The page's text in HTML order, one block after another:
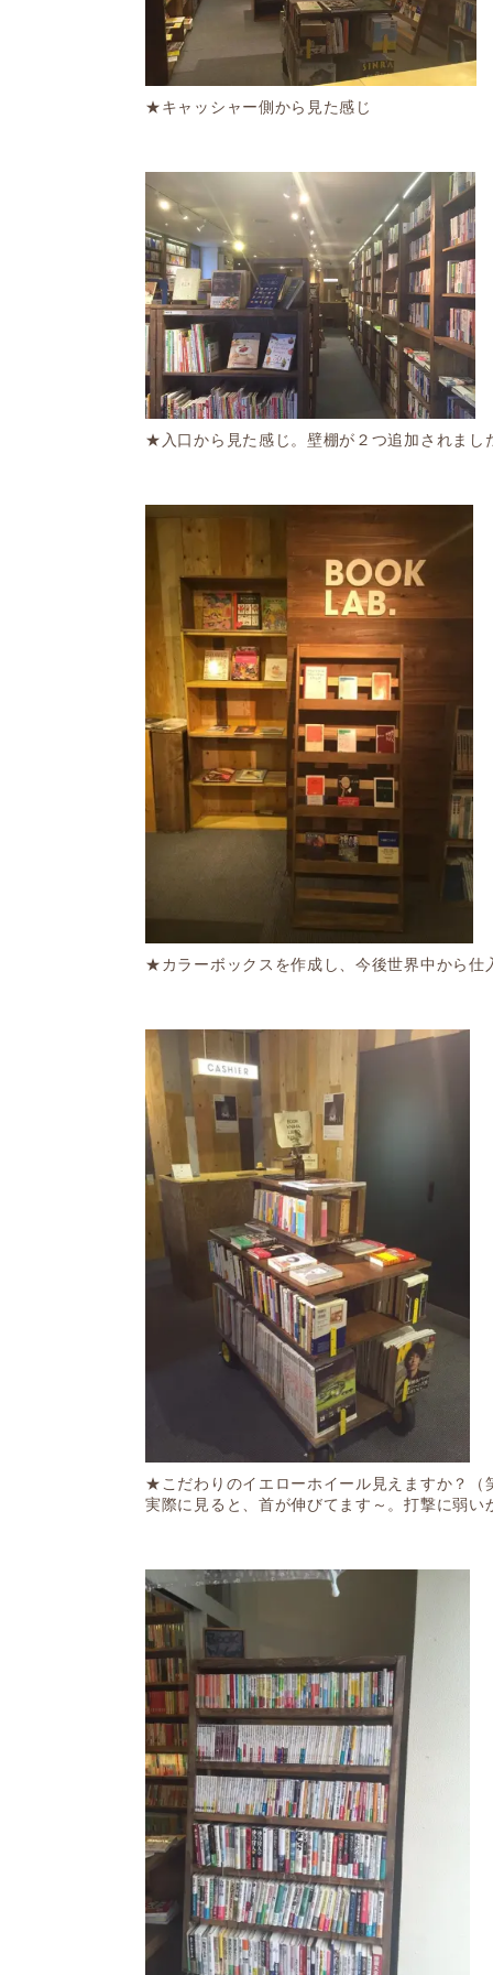
★キャッシャー側から見た感じ
★入口から見た感じ。壁棚が２つ追加されまし
★カラーボックスを作成し、今後世界中から仕
★こだわりのイエローホイール見えますか？（
実際に見ると、首が伸びてます～。打撃に弱い